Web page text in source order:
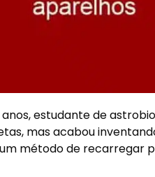
estudante de
mas acabou
método de recarregar